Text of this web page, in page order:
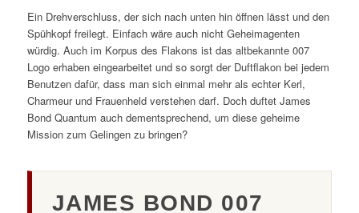
Ein Drehverschluss, der sich nach unten hin öffnen lässt und den
Spühkopf freilegt. Einfach wäre auch nicht Geheimagenten
würdig. Auch im Korpus des Flakons ist das altbekannte 007
Logo erhaben eingearbeitet und so sorgt der Duftflakon bei jedem
Benutzen dafür, dass man sich einmal mehr als echter Kerl,
Charmeur und Frauenheld verstehen darf. Doch duftet James
Bond Quantum auch dementsprechend, um diese geheime
Mission zum Gelingen zu bringen?
JAMES BOND 007